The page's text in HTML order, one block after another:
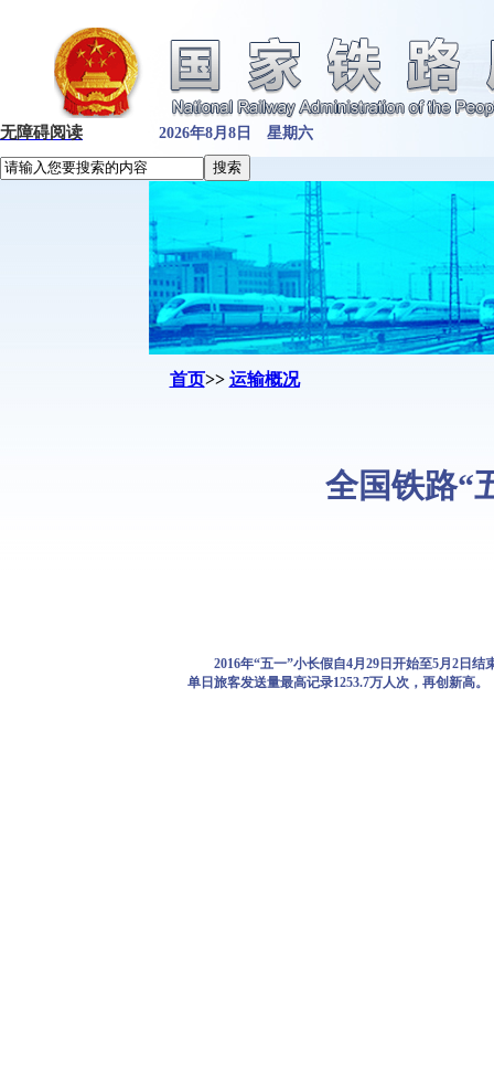
无障碍阅读 2026年8月8日 星期六
首页>> 运输概况
全国铁路“
2016年“五一”小长假自4月29日开始至5月2日结
单日旅客发送量最高记录1253.7万人次，再创新高。